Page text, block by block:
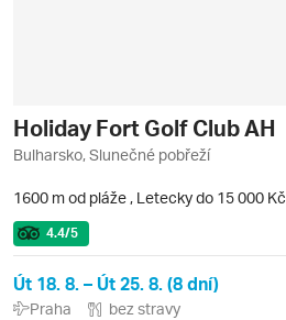
Holiday Fort Golf Club AH
Bulharsko, Slunečné pobřeží
1600 m od pláže , Letecky do 15 000 Kč
4.4/5
Út 18. 8. – Út 25. 8. (8 dní)
Praha bez stravy